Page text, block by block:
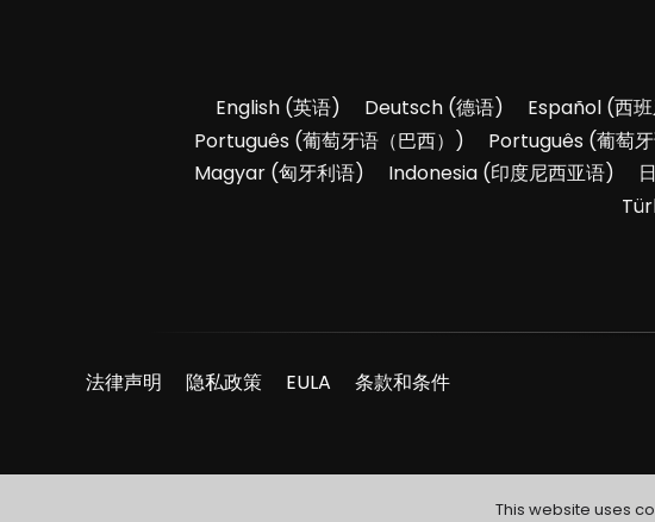
English(英语) Deutsch(德语) Español(西
Português (葡萄牙语（巴西） ) Português (葡萄
Magyar (匈牙利语) Indonesia (印度尼西亚语)
法律声明 隐私政策 EULA 条款和条件
This website uses